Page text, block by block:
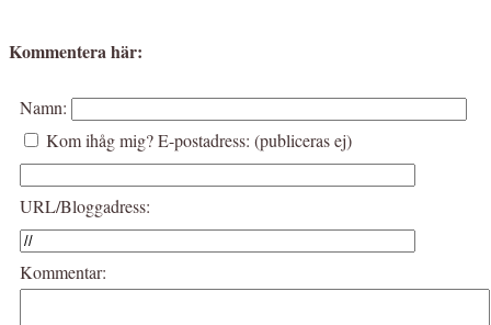
Kommentera här:
Namn:
Kom ihåg mig?E-postadress: (publiceras ej)
URL/Bloggadress:
Kommentar: